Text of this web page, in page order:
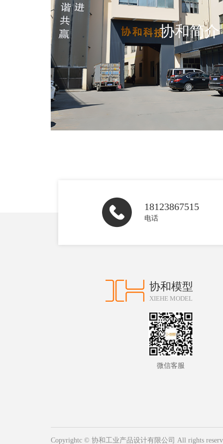
协和简介
18123867515
电话
协和模型
XIEHE MODEL
微信客服
Copyrightc © 协和工业产品设计有限公司 All rights